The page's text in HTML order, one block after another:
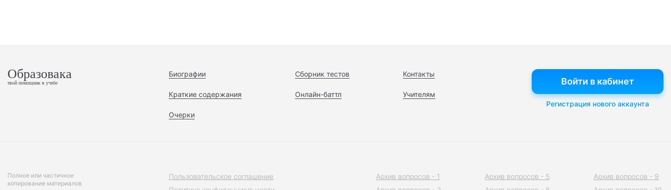
Образовака
твой помощник в учебе
Биографии
Краткие содержания
Очерки
Сборник тестов
Онлайн-баттл
Контакты
Учителям
Войти в кабинет
Регистрация нового аккаунта
Полное или частичное
копирование материалов
Пользовательское соглашение
Архив вопросов - 1
Архив вопросов - 5
Архив вопросов - 9